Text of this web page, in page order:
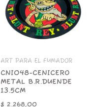
ART PARA EL FUMADOR
CNI048-CENICERO
METAL B.R.DUENDE
13.5CM
$ 2.268,00
13.5CM
cantidad